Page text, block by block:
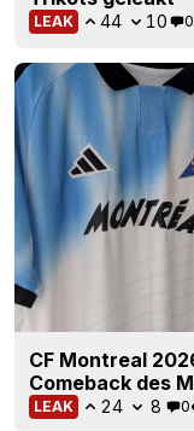
LEAK 44 10 0
CF Montreal
Comeback des
LEAK 24 8 0